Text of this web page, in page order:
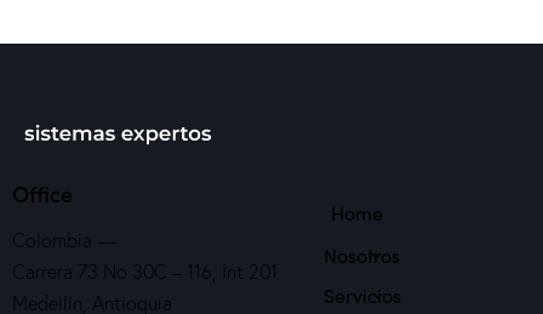
Office
Colombia —
Carrera 73 No 30C – 116, Int 201
Medellín, Antioquia
Home
Nosotros
Servicios